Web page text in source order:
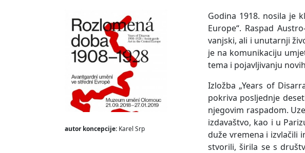
autor koncepcije: Karel Srp
Godina 1918. nosila je
Europe“. Raspad
vanjski, ali i unutarnji
je na komunikaciju
tema i pojavljivanju
Izložba „Years of
pokriva posljednje
njegovim raspadom.
izdavaštvo, kao i u
duže vremena i izvlačili
stvorili, širila se s